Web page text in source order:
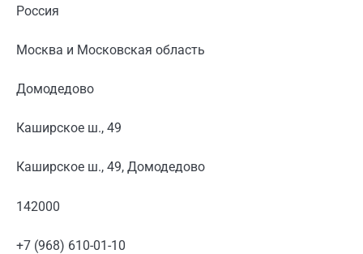
Россия
Москва и Московская область
Домодедово
Каширское ш., 49
Каширское ш., 49, Домодедово
142000
+7 (968) 610-01-10